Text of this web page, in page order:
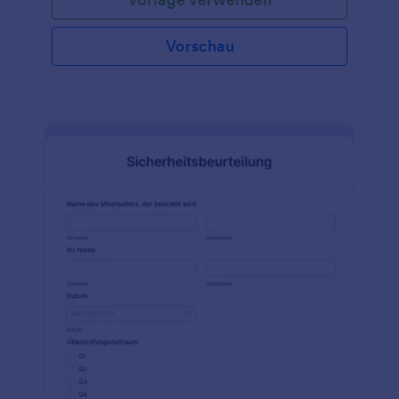
Vorschau